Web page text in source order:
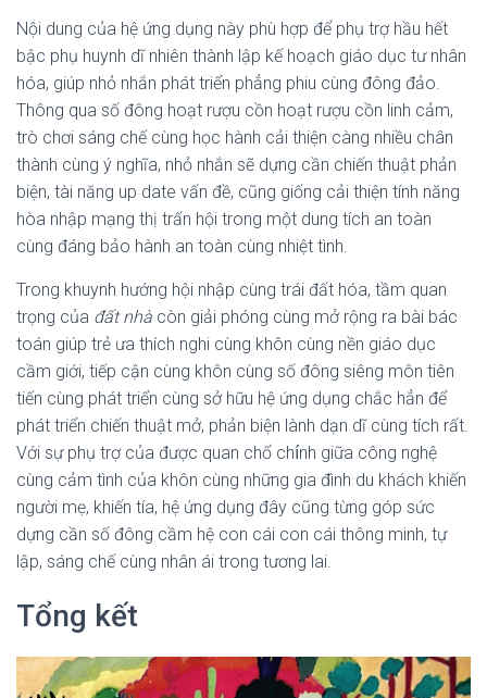
Nội dung của hệ ứng dụng này phù hợp để phụ trợ hầu hết
bậc phụ huynh dĩ nhiên thành lập kế hoạch giáo dục tư nhân
hóa, giúp nhỏ nhắn phát triển phẳng phiu cùng đông đảo.
Thông qua số đông hoạt rượu cồn hoạt rượu cồn linh cảm,
trò chơi sáng chế cùng học hành cải thiện càng nhiều chân
thành cùng ý nghĩa, nhỏ nhắn sẽ dựng cần chiến thuật phản
biện, tài năng up date vấn đề, cũng giống cải thiện tính năng
hòa nhập mạng thị trấn hội trong một dung tích an toàn
cùng đáng bảo hành an toàn cùng nhiệt tình.
Trong khuynh hướng hội nhập cùng trái đất hóa, tầm quan
trọng của đất nhà còn giải phóng cùng mở rộng ra bài bác
toán giúp trẻ ưa thích nghi cùng khôn cùng nền giáo dục
cầm giới, tiếp cận cùng khôn cùng số đông siêng môn tiên
tiến cùng phát triển cùng sở hữu hệ ứng dụng chắc hẳn để
phát triển chiến thuật mở, phản biện lành dạn dĩ cùng tích rất.
Với sự phụ trợ của được quan chổ chính giữa công nghệ
cùng cảm tình của khôn cùng những gia đình du khách khiến
người mẹ, khiến tía, hệ ứng dụng đây cũng từng góp sức
dựng cần số đông cầm hệ con cái con cái thông minh, tự
lập, sáng chế cùng nhân ái trong tương lai.
Tổng kết